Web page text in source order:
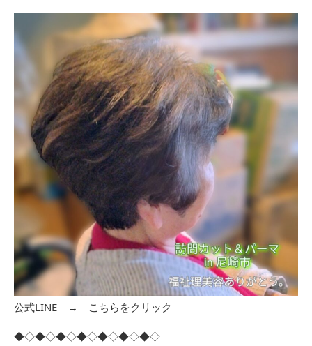
公式LINE → こちらをクリック
◆◇◆◇◆◇◆◇◆◇◆◇◆◇